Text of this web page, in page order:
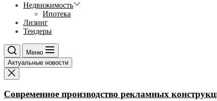
Недвижимость
Ипотека
Лизинг
Тендеры
Меню
Актуальные новости
Современное производство рекламных